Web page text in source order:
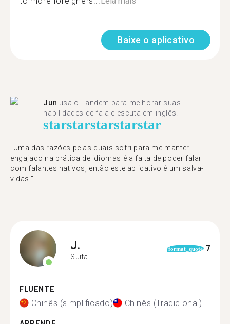
Baixe o aplicativo
Jun usa o Tandem para melhorar suas
habilidades de fala e escuta em inglês.
starstarstarstarstar
"Uma das razões pelas quais sofri para me manter
engajado na prática de idiomas é a falta de poder falar
com falantes nativos, então este aplicativo é um salva-
vidas."
J.
Suita
format_quote 7
FLUENTE
Chinês (simplificado) Chinês (Tradicional)